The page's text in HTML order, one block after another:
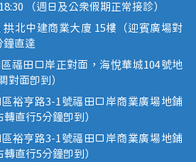
（週日及公眾假期正常接診）
北中建商業大廈 15樓（迎賓廣場對
鐘直達
福田口岸正對面，海悅華城104號地
對面即到）
裕亨路3-1號福田口岸商業廣場地鋪
直行5分鐘即到）
裕亨路3-1號福田口岸商業廣場地鋪
直行5分鐘即到）